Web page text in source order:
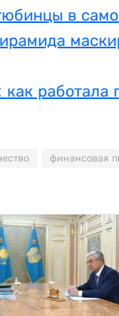
в
работала
финансовая